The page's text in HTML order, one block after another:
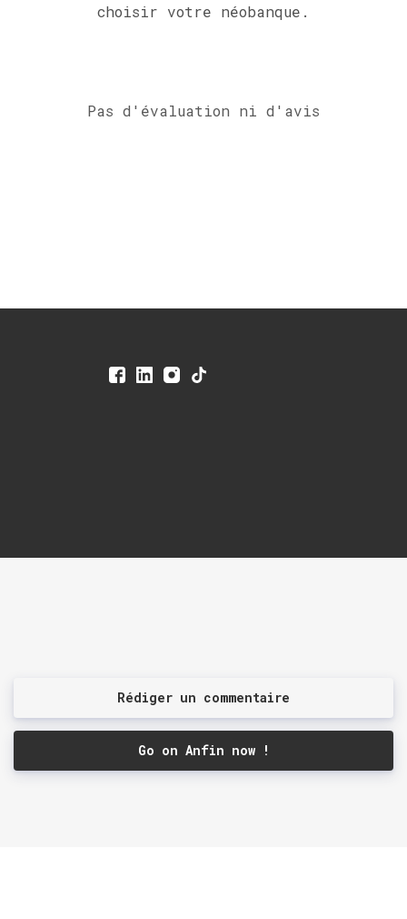
choisir votre néobanque.
Pas d'évaluation ni d'avis
Rédiger un commentaire
Go on Anfin now !